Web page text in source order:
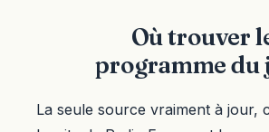
Où trouver
programme du
La seule source vraiment à jour,